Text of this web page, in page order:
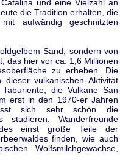
und eine Vielzahl an
die Tradition erhalten, die
aufwändig geschnitzten
Sand, sondern von
das hier vor ca. 1,6 Millionen
zu erheben. Die
dieser vulkanischen Aktivität
die Vulkane San
erst in den 1970-er Jahren
sich sehr schön die
studieren. Wanderfreunde
einst große Teile der
finden, wie auch
Wolfsmilchgewächse,